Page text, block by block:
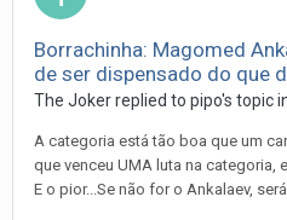
Borrachinha: Magomed
de ser dispensado do que
The Jokerreplied to pipo's topic
A categoria está tão boa que um
que venceu UMA luta na categoria,
E o pior...Se não for o Ankalaev,